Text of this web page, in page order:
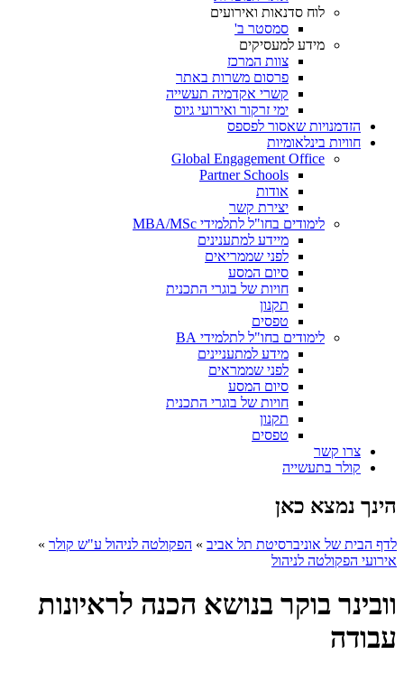
לוח סדנאות ואירועים
סמסטר ב'
מידע למעסיקים
צוות המרכז
פרסום משרות באתר
קשרי אקדמיה תעשייה
ימי זרקור ואירועי גיוס
הזדמנויות שאסור לפספס
חוויות בינלאומיות
Global Engagement Office
Partner Schools
אודות
יצירת קשר
לימודים בחו"ל לתלמידי MBA/MSc
מיידע למתענינים
לפני שממריאים
סיום המסע
חויות של בוגרי התכנית
תקנון
טפסים
לימודים בחו"ל לתלמידי BA
מידע למתעניינים
לפני שממראים
סיום המסע
חויות של בוגרי התכנית
תקנון
טפסים
צרו קשר
קולר בתעשייה
הינך נמצא כאן
לדף הבית של אוניברסיטת תל אביב » הפקולטה לניהול ע"ש קולר »
אירועי הפקולטה לניהול
וובינר בוקר בנושא הכנה לראיונות
עבודה